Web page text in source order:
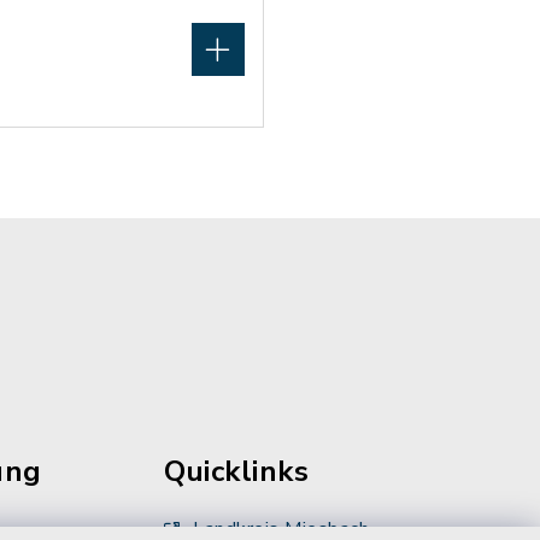
Quicklinks
Landkreis Miesbach